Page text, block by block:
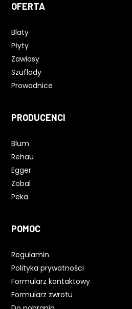
OFERTA
Blaty
Płyty
Zawiasy
Szuflady
Prowadnice
PRODUCENCI
Blum
Rehau
Egger
Zobal
Peka
POMOC
Regulamin
Polityka prywatności
Formularz kontaktowy
Formularz zwrotu